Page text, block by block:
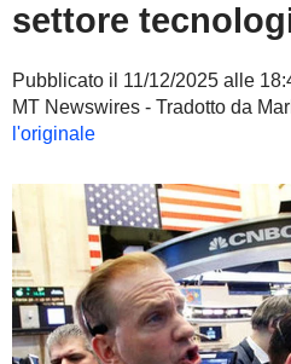
settore
Pubblicato il 11/12/2025 alle
MT Newswires - Tradotto da
l'originale